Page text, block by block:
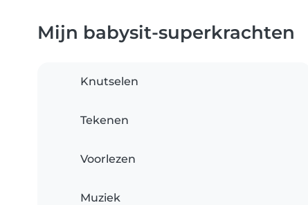
Mijn babysit-superkrachten
Knutselen
Tekenen
Voorlezen
Muziek